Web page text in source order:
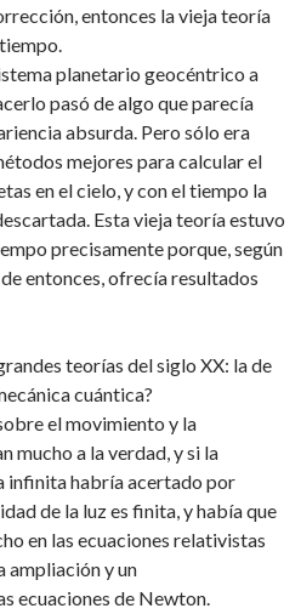
entonces la vieja teoría
planetario geocéntrico a
pasó de algo que parecía
absurda. Pero sólo era
mejores para calcular el
en el cielo, y con el tiempo la
Esta vieja teoría estuvo
precisamente porque, según
entonces, ofrecía resultados
teorías del siglo XX: la de
cuántica?
el movimiento y la
mucho a la verdad, y si la
infinita habría acertado por
de la luz es finita, y había que
en las ecuaciones relativistas
ampliación y un
ecuaciones de Newton.